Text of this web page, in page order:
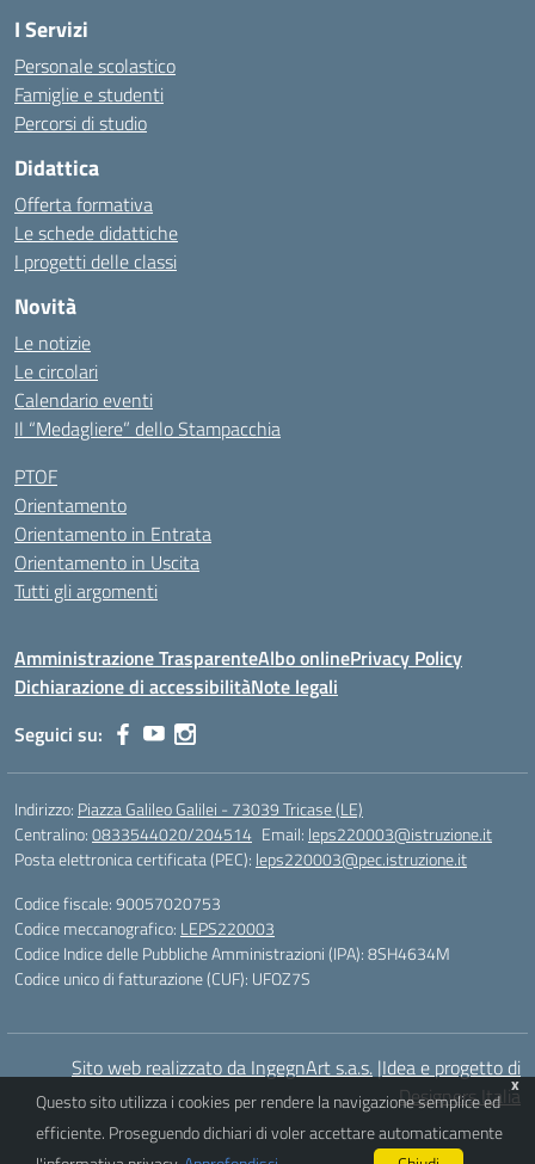
I Servizi
Personale scolastico
Famiglie e studenti
Percorsi di studio
Didattica
Offerta formativa
Le schede didattiche
I progetti delle classi
Novità
Le notizie
Le circolari
Calendario eventi
Il “Medagliere” dello Stampacchia
PTOF
Orientamento
Orientamento in Entrata
Orientamento in Uscita
Tutti gli argomenti
Amministrazione TrasparenteAlbo onlinePrivacy Policy
Dichiarazione di accessibilitàNote legali
Seguici su:
Indirizzo: Piazza Galileo Galilei - 73039 Tricase (LE)
Centralino:0833544020/204514 Email: leps220003@istruzione.it
Posta elettronica certificata (PEC): leps220003@pec.istruzione.it
Codice fiscale: 90057020753
Codice meccanografico: LEPS220003
Codice Indice delle Pubbliche Amministrazioni (IPA): 8SH4634M
Codice unico di fatturazione (CUF): UFOZ7S
Sito web realizzato da IngegnArt s.a.s. |Idea e progetto di
Designers Italia
x
Questo sito utilizza i cookies per rendere la navigazione semplice ed
efficiente. Proseguendo dichiari di voler accettare automaticamente